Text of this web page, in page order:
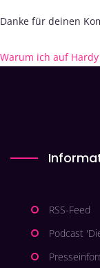
Danke für deinen
Warum ich auf
RSS-Feed
Podcast